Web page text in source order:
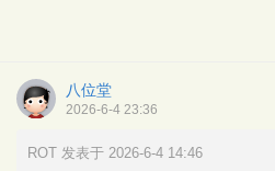
八位堂
2026-6-4 23:36
ROT 发表于 2026-6-4 14:46